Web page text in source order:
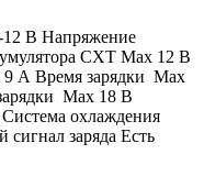
12 В Напряжение
CXT Max 12 В
А Время зарядки Max
Max 18 В
охлаждения
сигнал заряда Есть